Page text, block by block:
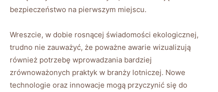
bezpieczeństwo ⁣na pierwszym⁢ miejscu.
Wreszcie, w ‌dobie rosnącej świadomości ekologicznej, ​
trudno ‌nie zauważyć,⁣ że poważne ​awarie ⁢wizualizują
również potrzebę​ wprowadzania⁤ bardziej
zrównoważonych ⁢praktyk w branży lotniczej. Nowe
technologie oraz innowacje mogą ‌przyczynić się do